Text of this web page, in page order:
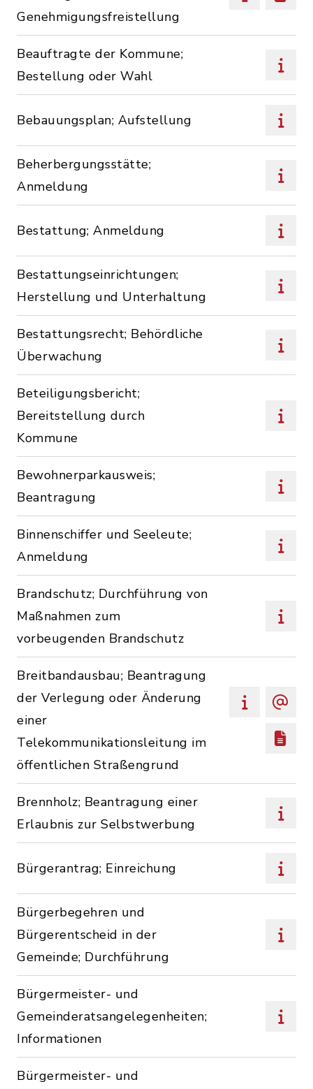
Genehmigungsfreistellung
Beauftragte der Kommune;
Bestellung oder Wahl
Bebauungsplan; Aufstellung
Beherbergungsstätte;
Anmeldung
Bestattung; Anmeldung
Bestattungseinrichtungen;
Herstellung und Unterhaltung
Bestattungsrecht; Behördliche
Überwachung
Beteiligungsbericht;
Bereitstellung durch
Kommune
Bewohnerparkausweis;
Beantragung
Binnenschiffer und Seeleute;
Anmeldung
Brandschutz; Durchführung von
Maßnahmen zum
vorbeugenden Brandschutz
Breitbandausbau; Beantragung
der Verlegung oder Änderung
einer
Telekommunikationsleitung im
öffentlichen Straßengrund
Brennholz; Beantragung einer
Erlaubnis zur Selbstwerbung
Bürgerantrag; Einreichung
Bürgerbegehren und
Bürgerentscheid in der
Gemeinde; Durchführung
Bürgermeister- und
Gemeinderatsangelegenheiten;
Informationen
Bürgermeister- und